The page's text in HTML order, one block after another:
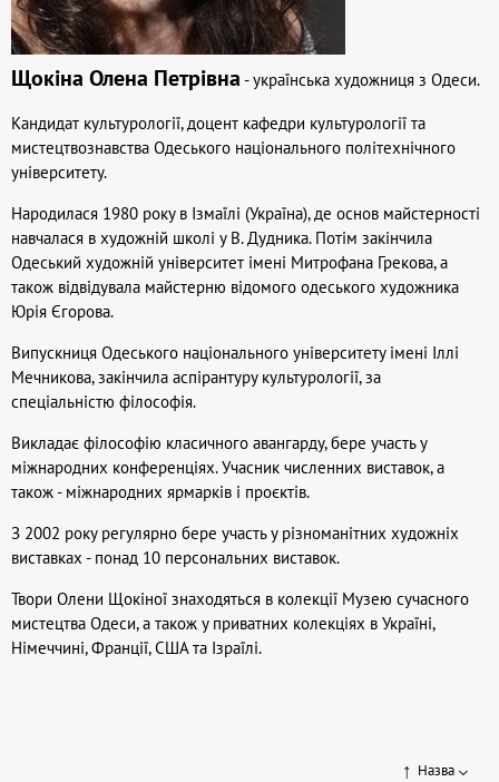
Щокіна Олена Петрівна - українська художниця з Одеси.
Кандидат культурології, доцент кафедри культурології та
мистецтвознавства Одеського національного політехнічного
університету.
Народилася 1980 року в Ізмаїлі (Україна), де основ майстерності
навчалася в художній школі у В. Дудника. Потім закінчила
Одеський художній університет імені Митрофана Грекова, а
також відвідувала майстерню відомого одеського художника
Юрія Єгорова.
Випускниця Одеського національного університету імені Іллі
Мечникова, закінчила аспірантуру культурології, за
спеціальністю філософія.
Викладає філософію класичного авангарду, бере участь у
міжнародних конференціях. Учасник численних виставок, а
також - міжнародних ярмарків і проєктів.
З 2002 року регулярно бере участь у різноманітних художніх
виставках - понад 10 персональних виставок.
Твори Олени Щокіної знаходяться в колекції Музею сучасного
мистецтва Одеси, а також у приватних колекціях в Україні,
Німеччині, Франції, США та Ізраїлі.
Назва